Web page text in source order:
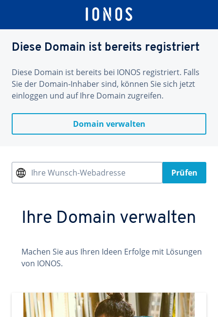
Diese Domain ist bereits registriert
Diese Domain ist bereits bei IONOS registriert. Falls
Sie der Domain-Inhaber sind, können Sie sich jetzt
einloggen und auf Ihre Domain zugreifen.
Domain verwalten
Ihre Wunsch-Webadresse Prüfen
Ihre Domain verwalten
Machen Sie aus Ihren Ideen Erfolge mit Lösungen
von IONOS.